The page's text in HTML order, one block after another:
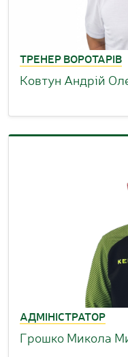
ТРЕНЕР ВОРОТАРІВ
Ковтун Андрій
АДМІНІСТРАТОР
Грошко Микола